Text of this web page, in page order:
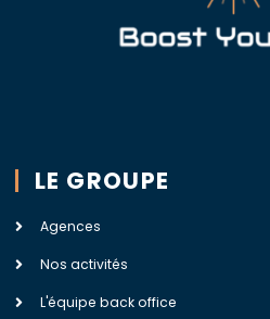
LE GROUPE
Agences
Nos activités
L'équipe back office